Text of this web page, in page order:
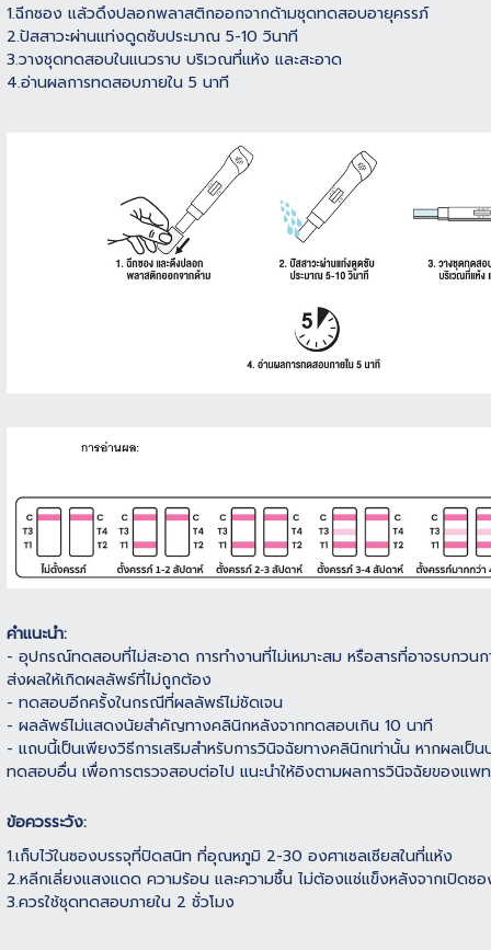
1.ฉีกซอง แล้วดึงปลอกพลาสติกออกจากด้ามชุดทดสอบอายุครรภ์
2.ปัสสาวะผ่านแท่งดูดซับประมาณ 5-10 วินาที
3.วางชุดทดสอบในแนวราบ บริเวณที่แห้ง และสะอาด
4.อ่านผลการทดสอบภายใน 5 นาที
คำแนะนำ:
- อุปกรณ์ทดสอบที่ไม่สะอาด การทํางานที่ไม่เหมาะสม หรือสารที่อาจรบกวน
ส่งผลให้เกิดผลลัพธ์ที่ไม่ถูกต้อง
- ทดสอบอีกครั้งในกรณีที่ผลลัพธ์ไม่ชัดเจน
- ผลลัพธ์ไม่แสดงนัยสําคัญทางคลินิกหลังจากทดสอบเกิน 10 นาที
- แถบนี้เป็นเพียงวิธีการเสริมสําหรับการวินิจฉัยทางคลินิกเท่านั้น หากผลเป็น
ทดสอบอื่น เพื่อการตรวจสอบต่อไป แนะนําให้อิงตามผลการวินิจฉัยของแพ
ข้อควรระวัง:
1.เก็บไว้ในซองบรรจุที่ปิดสนิท ที่อุณหภูมิ 2-30 องศาเซลเซียสในที่แห้ง
2.หลีกเลี่ยงแสงแดด ความร้อน และความชื้น ไม่ต้องแช่แข็งหลังจากเปิดซอ
3.ควรใช้ชุดทดสอบภายใน 2 ชั่วโมง